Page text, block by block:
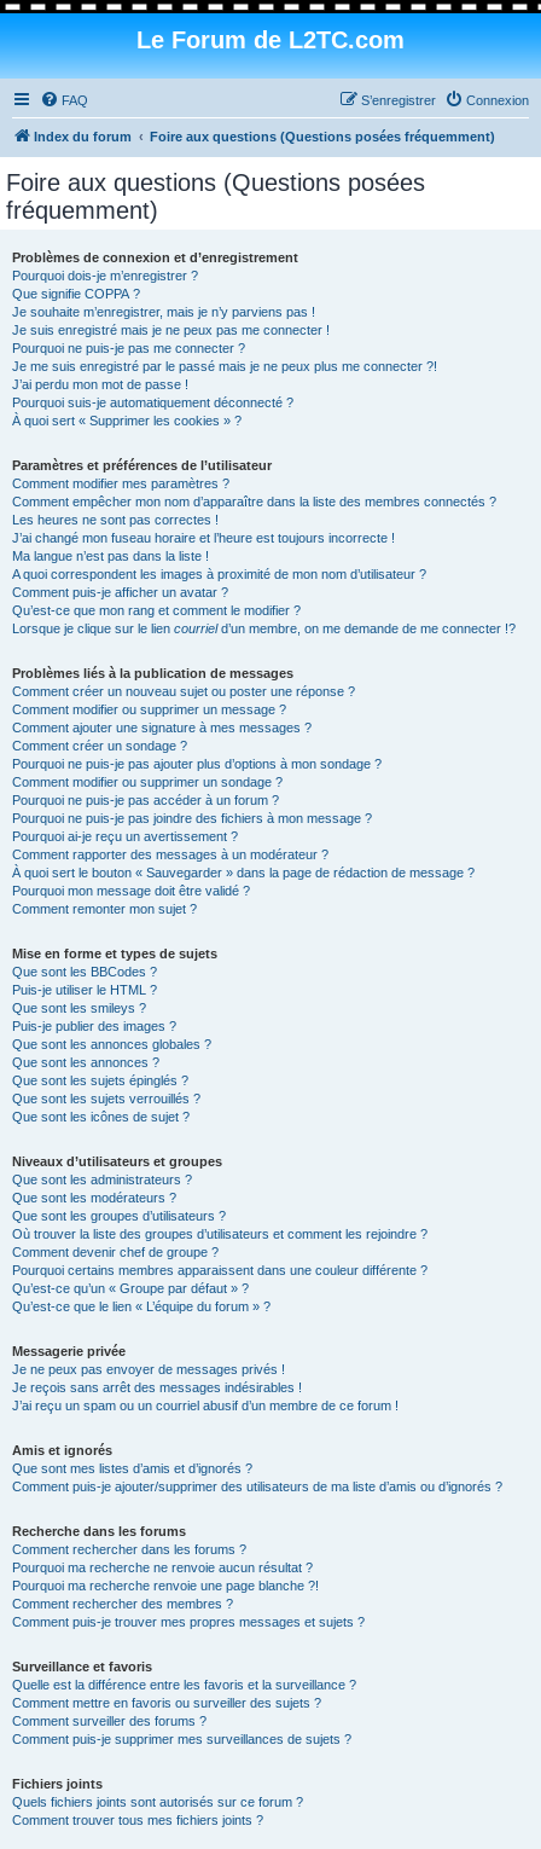
Le Forum de L2TC.com
FAQ Connexion
S’enregistrer
Index du forum Foire aux questions (Questions posées fréquemment)
Foire aux questions (Questions posées
fréquemment)
Problèmes de connexion et d’enregistrement
Pourquoi dois-je m’enregistrer ?
Que signifie COPPA ?
Je souhaite m’enregistrer, mais je n’y parviens pas !
Je suis enregistré mais je ne peux pas me connecter !
Pourquoi ne puis-je pas me connecter ?
Je me suis enregistré par le passé mais je ne peux plus me connecter ?!
J’ai perdu mon mot de passe !
Pourquoi suis-je automatiquement déconnecté ?
À quoi sert « Supprimer les cookies » ?
Paramètres et préférences de l’utilisateur
Comment modifier mes paramètres ?
Comment empêcher mon nom d’apparaître dans la liste des membres connectés ?
Les heures ne sont pas correctes !
J’ai changé mon fuseau horaire et l’heure est toujours incorrecte !
Ma langue n’est pas dans la liste !
A quoi correspondent les images à proximité de mon nom d’utilisateur ?
Comment puis-je afficher un avatar ?
Qu’est-ce que mon rang et comment le modifier ?
Lorsque je clique sur le lien courrield’un membre, on me demande de me connecter !?
Problèmes liés à la publication de messages
Comment créer un nouveau sujet ou poster une réponse ?
Comment modifier ou supprimer un message ?
Comment ajouter une signature à mes messages ?
Comment créer un sondage ?
Pourquoi ne puis-je pas ajouter plus d’options à mon sondage ?
Comment modifier ou supprimer un sondage ?
Pourquoi ne puis-je pas accéder à un forum ?
Pourquoi ne puis-je pas joindre des fichiers à mon message ?
Pourquoi ai-je reçu un avertissement ?
Comment rapporter des messages à un modérateur ?
À quoi sert le bouton « Sauvegarder » dans la page de rédaction de message ?
Pourquoi mon message doit être validé ?
Comment remonter mon sujet ?
Mise en forme et types de sujets
Que sont les BBCodes ?
Puis-je utiliser le HTML ?
Que sont les smileys ?
Puis-je publier des images ?
Que sont les annonces globales ?
Que sont les annonces ?
Que sont les sujets épinglés ?
Que sont les sujets verrouillés ?
Que sont les icônes de sujet ?
Niveaux d’utilisateurs et groupes
Que sont les administrateurs ?
Que sont les modérateurs ?
Que sont les groupes d’utilisateurs ?
Où trouver la liste des groupes d’utilisateurs et comment les rejoindre ?
Comment devenir chef de groupe ?
Pourquoi certains membres apparaissent dans une couleur différente ?
Qu’est-ce qu’un « Groupe par défaut » ?
Qu’est-ce que le lien « L’équipe du forum » ?
Messagerie privée
Je ne peux pas envoyer de messages privés !
Je reçois sans arrêt des messages indésirables !
J’ai reçu un spam ou un courriel abusif d’un membre de ce forum !
Amis et ignorés
Que sont mes listes d’amis et d’ignorés ?
Comment puis-je ajouter/supprimer des utilisateurs de ma liste d’amis ou d’ignorés ?
Recherche dans les forums
Comment rechercher dans les forums ?
Pourquoi ma recherche ne renvoie aucun résultat ?
Pourquoi ma recherche renvoie une page blanche ?!
Comment rechercher des membres ?
Comment puis-je trouver mes propres messages et sujets ?
Surveillance et favoris
Quelle est la différence entre les favoris et la surveillance ?
Comment mettre en favoris ou surveiller des sujets ?
Comment surveiller des forums ?
Comment puis-je supprimer mes surveillances de sujets ?
Fichiers joints
Quels fichiers joints sont autorisés sur ce forum ?
Comment trouver tous mes fichiers joints ?